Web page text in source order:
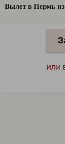
Вылет в Пермь
или